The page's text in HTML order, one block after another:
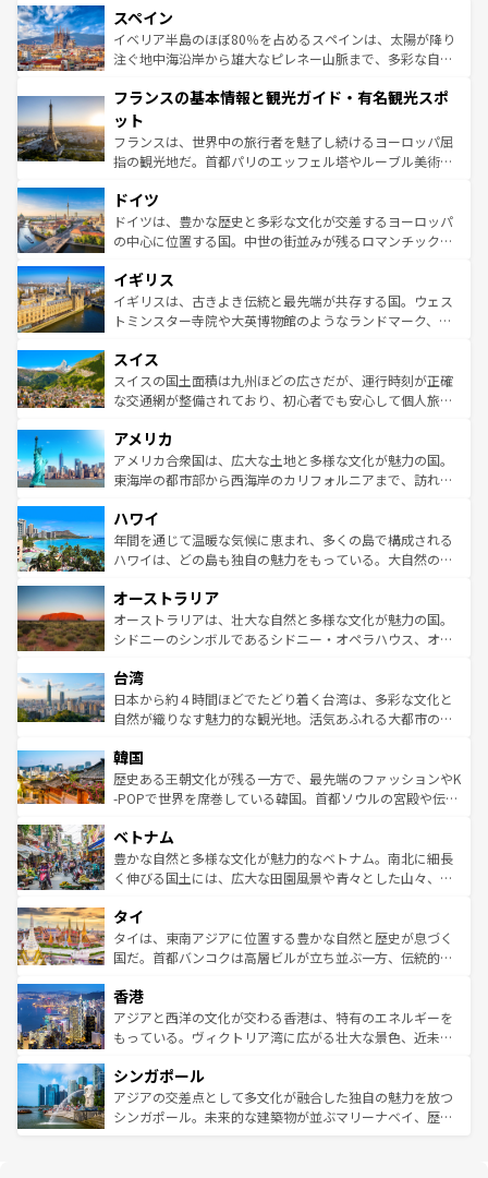
ろん、トスカーナの美しい田園風景やアマルフィ海岸の絶
景など、自然景観も見逃せない。観光の合間には、本場の
ピザやパスタなど、絶品のイタリア料理を堪能することも
ませてくれるイタリアで、忘れられない旅をしてみよう！
なお、新着のイタリア情報は
しい。
スペイン
イベリア半島のほぼ80％を占めるスペインは、太陽が降り
注ぐ地中海沿岸から雄大なピレネー山脈まで、多彩な自然
文化が根付くこの国では、情熱的なフラメンコ、熱気あふ
れる闘牛、そして美味しいタパスが生活の一部となってい
る。首都マドリードの洗練された雰囲気や、バルセロナの
アートに溢れた街角から、地方では古代ローマ遺跡や中世
せる。地方によって風土や気候が異なるスペインはその個
性で訪れる人を魅了する。 なお、新着のスペイン情報は コ
ンテンツ一覧を参照してほしい。
フランスの基本情報と観光ガイド・有名観光スポ
ット
フランスは、世界中の旅行者を魅了し続けるヨーロッパ屈
指の観光地だ。首都パリのエッフェル塔やルーブル美術館
で、幅広い魅力が詰まっている。華麗な宮殿、歴史的な大
聖堂、美しいビーチ、そして豊かな自然が、訪れる者を心
から魅了する。また、フランスは美食の国としても知ら
いる。シャンパンの発祥地であるランス、プロヴァンスの
香り高いラベンダー畑など、多彩な楽しみ方が可能だ。さ
らに、パリ以外の地域にも魅力が溢れており、どの街角に
れる地方に足を運ぶとそれぞれで全く異なる文化を体験で
きるだろう。 なお、新着のフランス情報はコンテンツ一覧
を参照してほしい。
ドイツ
ドイツは、豊かな歴史と多彩な文化が交差するヨーロッパ
の中心に位置する国。中世の街並みが残るロマンチック街
顔を持つこの国は、どこを歩いても飽きることがない。ベ
ルリンの文化的活気、バイエルン州のアルプスの絶景、そ
してライン川沿いのワイン畑といった風景は必見。ビール
は、お酒好きな人にはぜひ体験してほしい。 なお、新着の
ドイツ情報はコンテンツ一覧を参照してほしい。
イギリス
イギリスは、古きよき伝統と最先端が共存する国。ウェス
トミンスター寺院や大英博物館のようなランドマーク、歴
リアごとに異なる魅力がある。また、優雅なアフタヌーン
ティー、ビール好きにはたまらない英国パブ、サッカー観
戦など、本場だからこそできる体験も豊富。イギリスを旅
ンツ一覧を参照してほしい。
スイス
スイスの国土面積は九州ほどの広さだが、運行時刻が正確
な交通網が整備されており、初心者でも安心して個人旅行
の建物がそのまま残る町や、スイスならではのユニークな
博物館もあり、アルプス観光だけでなく町歩きも満喫する
ことができる。国民の所得が高いため物価も高いが、旅行
ば市内交通費無料で観光を楽しむこともできる。 なお、新
着のスイス情報はコンテンツ一覧 を参照してほしい。
アメリカ
アメリカ合衆国は、広大な土地と多様な文化が魅力の国。
東海岸の都市部から西海岸のカリフォルニアまで、訪れる
のような巨大都市は、観光、ショッピング、エンターテイ
ンメントが詰まった刺激的なスポットだ。一方、アメリカ
西部には大自然が広がり、グランドキャニオンやイエロー
部のニューオーリンズでは、音楽と美食が融合した独特の
文化が魅力。旅行者はアメリカの各地域で異なる魅力を楽
しみながら、その多様性と豊かな歴史を感じることができ
ならではの贅沢な旅のスタイルだ。 なお、新着のアメリカ
情報はコンテンツ一覧を参照してほしい。
ハワイ
年間を通じて温暖な気候に恵まれ、多くの島で構成される
ハワイは、どの島も独自の魅力をもっている。大自然の神
ワイ島は見逃せない。また、定番の観光地といえばオアフ
島だが、静かな自然を求めるならマウイ島やカウアイ島が
おすすめ。エメラルドグリーンに輝く海をはじめ、豊かな
れるおもてなしの心で訪れる人々を迎えてくれるハワイの
人々、おいしいローカルフードやハワイアンミュージッ
ク、伝統的なフラダンスなど、すべてがハワイの魅力を彩
ワイを、存分に味わってほしい。 なお、新着のハワイ情報
はコンテンツ一覧を参照してほしい。
オーストラリア
オーストラリアは、壮大な自然と多様な文化が魅力の国。
シドニーのシンボルであるシドニー・オペラハウス、オー
リアリーフや大陸中央部にそびえるウルル（エアーズロッ
ク）、タスマニアの美しい原生林やケアンズの熱帯雨林な
ど、見どころがたくさん。また、カフェやワイン、オージ
いる。アクティビティも充実しており、サーフィンやダイ
ビング、ハイキングなど、アウトドア好きにはたまらな
い。オーストラリアの多彩な魅力を存分に味わいつくそ
参照してほしい。
台湾
日本から約４時間ほどでたどり着く台湾は、多彩な文化と
自然が織りなす魅力的な観光地。活気あふれる大都市の台
ン）、静ひつな山岳地帯である台湾東部など、都市の喧騒
と山間の静けさが共存しており、訪れる人に新しい発見と
驚きをもたらしてくれる。また、奥深い台湾の食文化も魅
容にもいいと評判のスイーツなど、バラエティ豊かな料理
が味わえる。 なお、新着の台湾情報は コンテンツ一覧を参
照してほしい。
韓国
歴史ある王朝文化が残る一方で、最先端のファッションやK
-POPで世界を席巻している韓国。首都ソウルの宮殿や伝統
き、地方に足を延ばせば四季折々の自然美を楽しむことが
できる。そして、キムチや焼肉、絶品のストリートフード
まで、さまざまな韓国料理が待っている。夜には、韓国な
リティに包まれながら、韓国の多彩な魅力を心ゆくまで味
わってみてほしい。 なお、新着の韓国情報はコンテンツ一
覧を参照してほしい。
ベトナム
豊かな自然と多様な文化が魅力的なベトナム。南北に細長
く伸びる国土には、広大な田園風景や青々とした山々、世
急速な発展と共に伝統が息づく。ハノイの古い町並みやホ
ーチミン市のフランス統治時代の建物も、独特の雰囲気を
醸し出している。また、バラエティの豊かさとおいしさで
とつ。フォーやバインミー、ベトナムコーヒーなどは、ぜ
ひ現地で味わいたい。どの地域を訪れてもあたたかい人々
が旅行者を迎えてくれるので、きっと忘れられない旅にな
参照してほしい。
タイ
タイは、東南アジアに位置する豊かな自然と歴史が息づく
国だ。首都バンコクは高層ビルが立ち並ぶ一方、伝統的な
の活気が交差している。北部ではチェンマイなどの山岳地
帯で自然と触れ合い、南部ではプーケットやクラビの美し
いビーチでリゾート気分を楽しむことができる。タイ料理
激する。気候は一年中温暖で、どの季節にも異なる楽しみ
が待っている。親しみやすいタイの人々、仏教を中心とし
た文化、そして多様な観光資源が、訪れる旅人を魅了し続
香港
アジアと西洋の文化が交わる香港は、特有のエネルギーを
もっている。ヴィクトリア湾に広がる壮大な景色、近未来
み、どこを訪れても感動するはず。観光スポットが密集し
ており、効率よく見どころを回れるのも魅力。息をのむよ
うな絶景から文化的な体験まで、香港を存分に楽しみ尽く
シンガポール
アジアの交差点として多文化が融合した独自の魅力を放つ
シンガポール。未来的な建築物が並ぶマリーナベイ、歴史